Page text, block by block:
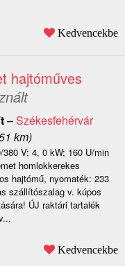
Kedvencekbe
hajtóműves
–Székesfehérvár
km)
380 V; 4, 0 kW; 160 U/min
homlokkerekes
hajtómű, nyomaték: 233
szállítószalag v. kúpos
ÚJ raktári tartalék
Kedvencekbe